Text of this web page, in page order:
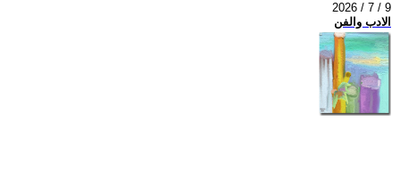
2026 / 7 / 9
الادب والفن